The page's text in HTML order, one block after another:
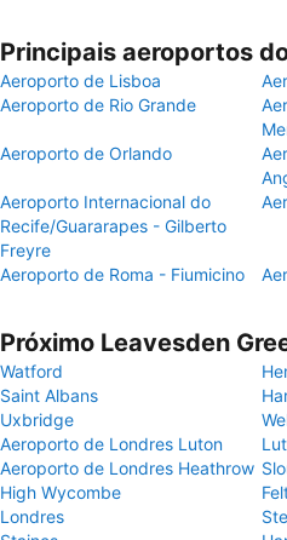
Principais aeroportos
Aeroporto de Lisboa
Aeroporto de Rio Grande
Aeroporto de Orlando
Aeroporto Internacional do
Recife/Guararapes - Gilberto
Freyre
Aeroporto de Roma - Fiumicino
Próximo Leavesden
Watford
Saint Albans
Uxbridge
Aeroporto de Londres Luton
Aeroporto de Londres Heathrow
High Wycombe
Londres